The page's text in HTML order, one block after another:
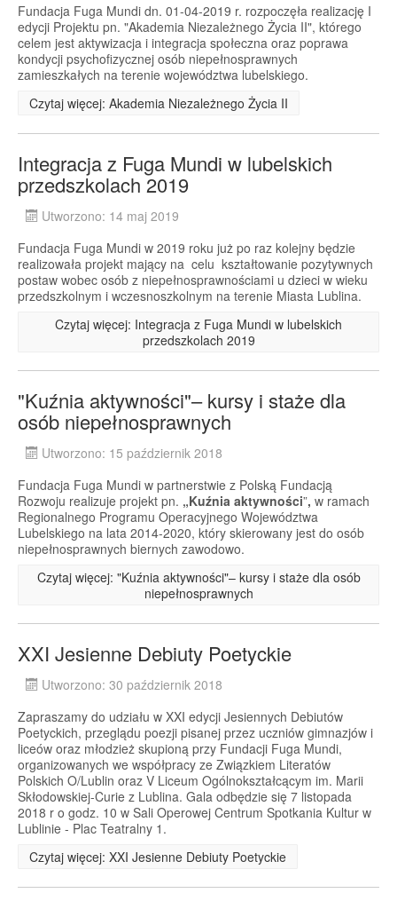
Fundacja Fuga Mundi dn. 01-04-2019 r. rozpoczęła realizację I
edycji Projektu pn. "Akademia Niezależnego Życia II", którego
celem jest aktywizacja i integracja społeczna oraz poprawa
kondycji psychofizycznej osób niepełnosprawnych
zamieszkałych na terenie województwa lubelskiego.
Czytaj więcej: Akademia Niezależnego Życia II
Integracja z Fuga Mundi w lubelskich
przedszkolach 2019
Utworzono: 14 maj 2019
Fundacja Fuga Mundi w 2019 roku już po raz kolejny będzie
realizowała projekt mający na celu kształtowanie pozytywnych
postaw wobec osób z niepełnosprawnościami u dzieci w wieku
przedszkolnym i wczesnoszkolnym na terenie Miasta Lublina.
Czytaj więcej: Integracja z Fuga Mundi w lubelskich
przedszkolach 2019
"Kuźnia aktywności"– kursy i staże dla
osób niepełnosprawnych
Utworzono: 15 październik 2018
Fundacja Fuga Mundi w partnerstwie z Polską Fundacją
Rozwoju realizuje projekt pn. „Kuźnia aktywności”, w ramach
Regionalnego Programu Operacyjnego Województwa
Lubelskiego na lata 2014-2020, który skierowany jest do osób
niepełnosprawnych biernych zawodowo.
Czytaj więcej: "Kuźnia aktywności"– kursy i staże dla osób
niepełnosprawnych
XXI Jesienne Debiuty Poetyckie
Utworzono: 30 październik 2018
Zapraszamy do udziału w XXI edycji Jesiennych Debiutów
Poetyckich, przeglądu poezji pisanej przez uczniów gimnazjów i
liceów oraz młodzież skupioną przy Fundacji Fuga Mundi,
organizowanych we współpracy ze Związkiem Literatów
Polskich O/Lublin oraz V Liceum Ogólnokształcącym im. Marii
Skłodowskiej-Curie z Lublina. Gala odbędzie się 7 listopada
2018 r o godz. 10 w Sali Operowej Centrum Spotkania Kultur w
Lublinie - Plac Teatralny 1.
Czytaj więcej: XXI Jesienne Debiuty Poetyckie